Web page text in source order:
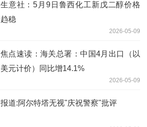
生意社：5月9日鲁西化工新戊二醇价格
趋稳
2026-05-09
焦点速读：海关总署：中国4月出口（以
美元计价）同比增14.1%
2026-05-09
报道:阿尔特塔无视"庆祝警察"批评